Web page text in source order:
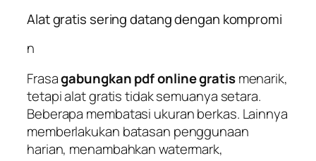
Alat gratis sering datang dengan kompromi
n
Frasagabungkan pdf online gratismenarik,
tetapi alat gratis tidak semuanya setara.
Beberapa membatasi ukuran berkas. Lainnya
memberlakukan batasan penggunaan
harian, menambahkan watermark,